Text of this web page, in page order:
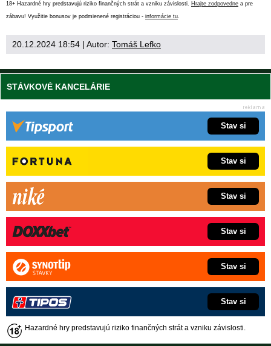
18+ Hazardné hry predstavujú riziko finančných strát a vzniku závislosti. Hrajte zodpovedne a pre
zábavu! Využitie bonusov je podmienené registráciou - informácie tu.
20.12.2024 18:54 | Autor: Tomáš Lefko
STÁVKOVÉ KANCELÁRIE
Stav si
Stav si
Stav si
Stav si
Stav si
Stav si
Hazardné hry predstavujú riziko finančných strát a vzniku závislosti.